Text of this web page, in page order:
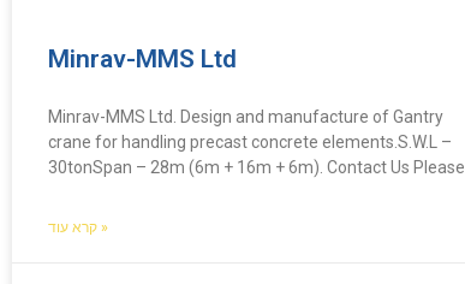
Minrav-MMS Ltd
Minrav-MMS Ltd. Design and manufacture of Gantry
crane for handling precast concrete elements.S.W.L –
30tonSpan – 28m (6m + 16m + 6m). Contact Us Please
קרא עוד »